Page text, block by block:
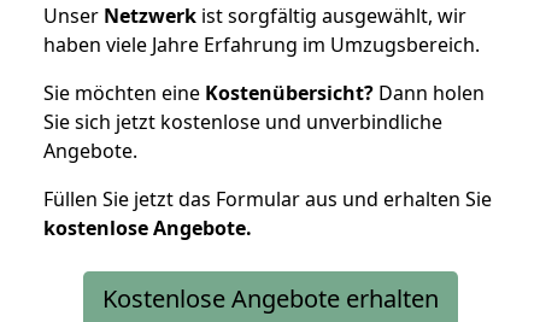
Unser Netzwerk ist sorgfältig ausgewählt, wir
haben viele Jahre Erfahrung im Umzugsbereich.
Sie möchten eine Kostenübersicht? Dann holen
Sie sich jetzt kostenlose und unverbindliche
Angebote.
Füllen Sie jetzt das Formular aus und erhalten Sie
kostenloseAngebote.
Kostenlose Angebote erhalten